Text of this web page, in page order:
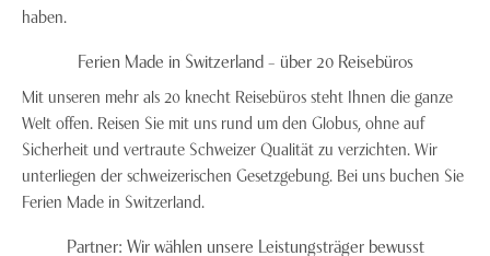
haben.
Ferien Made in Switzerland – über 20 Reisebüros
Mit unseren mehr als 20 knecht Reisebüros steht Ihnen die ganze
Welt offen. Reisen Sie mit uns rund um den Globus, ohne auf
Sicherheit und vertraute Schweizer Qualität zu verzichten. Wir
unterliegen der schweizerischen Gesetzgebung. Bei uns buchen Sie
Ferien Made in Switzerland.
Partner: Wir wählen unsere Leistungsträger bewusst